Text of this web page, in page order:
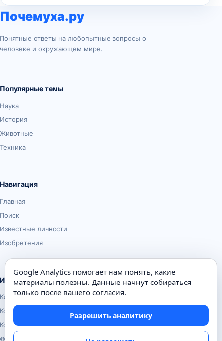
Почемуха.ру
Понятные ответы на любопытные вопросы о
человеке и окружающем мире.
Популярные темы
Наука
История
Животные
Техника
Навигация
Главная
Поиск
Известные личности
Изобретения
Информация
Карта сайта
Контакты
Конфиденциальность
© Почемуха.ру, 2010–2026
Google Analytics помогает нам понять, какие
материалы полезны. Данные начнут собираться
только после вашего согласия.
Разрешить аналитику